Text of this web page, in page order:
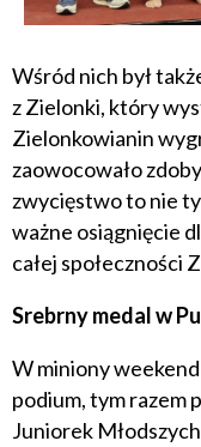
Wśród nich był
z Zielonki, który
Zielonkowianin
zaowocowało
zwycięstwo to nie
ważne osiągnięcie
całej społeczności
Srebrny medal w
W miniony
podium, tym razem
Juniorek